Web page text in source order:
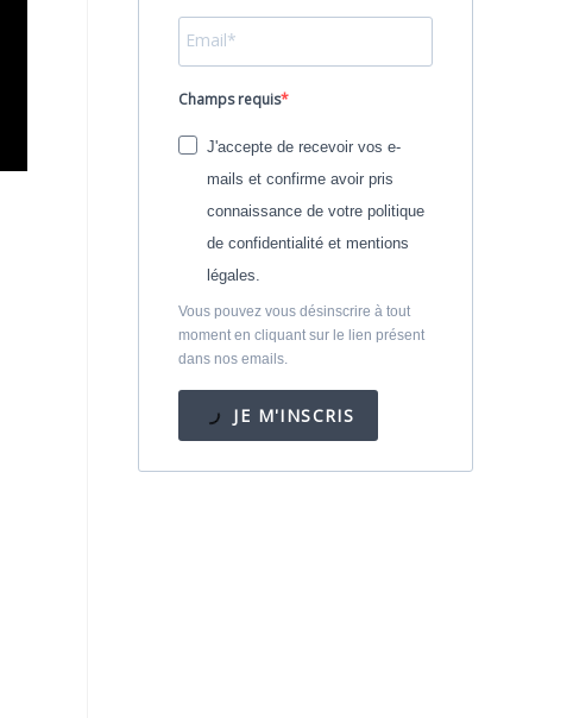
Champs requis
J'accepte de recevoir vos e-
mails et confirme avoir pris
connaissance de votre politique
de confidentialité et mentions
légales.
Vous pouvez vous désinscrire à tout
moment en cliquant sur le lien présent
dans nos emails.
JE M'INSCRIS